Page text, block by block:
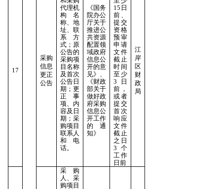
17
采购
信息
更正
公告
代理机
构名
称、地
址、联
系方
式；原
公告的
采购项
目名称
及首次
公告日
期；更
正事
项、内
容及日
期；采
购项目
联系人
和电
话。
《国务
院办公
厅关于
推进公
共资源
配置领
域政府
信息公
开的意
见》、
《财政
部关于
做好政
府采购
信息公
开工作
的通
知》
15日
前、
提交
资格
预审
申请
文件
截止
时间
至少
3日
前，
或者
提交
首次
响应
文件
截止
之日
3个
工作
日前
江
岸
区
财
政
局
采购
人、采
购项目